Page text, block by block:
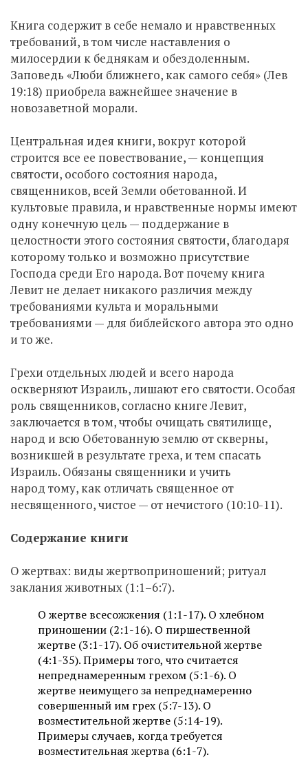
Книга содержит в себе немало и нравственных
требований, в том числе наставления о
милосердии к беднякам и обездоленным.
Заповедь «Люби ближнего, как самого себя» (Лев
19:18) приобрела важнейшее значение в
новозаветной морали.
Центральная идея книги, вокруг которой
строится все ее повествование, — концепция
святости, особого состояния народа,
священников, всей Земли обетованной. И
культовые правила, и нравственные нормы имеют
одну конечную цель — поддержание в
целостности этого состояния святости, благодаря
которому только и возможно присутствие
Господа среди Его народа. Вот почему книга
Левит не делает никакого различия между
требованиями культа и моральными
требованиями — для библейского автора это одно
и то же.
Грехи отдельных людей и всего народа
оскверняют Израиль, лишают его святости. Особая
роль священников, согласно книге Левит,
заключается в том, чтобы очищать святилище,
народ и всю Обетованную землю от скверны,
возникшей в результате греха, и тем спасать
Израиль. Обязаны священники и учить
народ тому, как отличать священное от
несвященного, чистое — от нечистого (10:10-11).
Содержание книги
О жертвах: виды жертвоприношений; ритуал
заклания животных (1:1–6:7).
О жертве всесожжения (1:1-17). О хлебном
приношении (2:1-16). О пиршественной
жертве (3:1-17). Об очистительной жертве
(4:1-35). Примеры того, что считается
непреднамеренным грехом (5:1-6). О
жертве неимущего за непреднамеренно
совершенный им грех (5:7-13). О
возместительной жертве (5:14-19).
Примеры случаев, когда требуется
возместительная жертва (6:1-7).